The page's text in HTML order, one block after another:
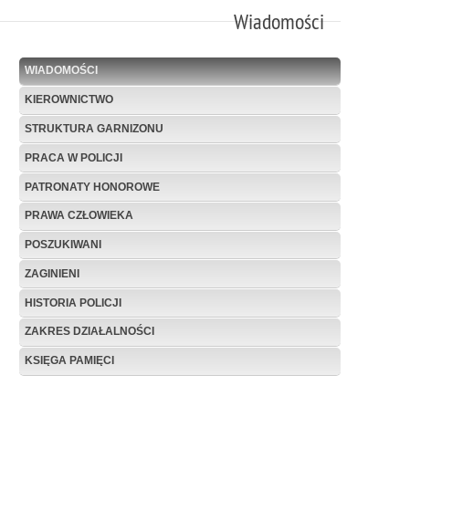
Wiadomości
WIADOMOŚCI
KIEROWNICTWO
STRUKTURA GARNIZONU
PRACA W POLICJI
PATRONATY HONOROWE
PRAWA CZŁOWIEKA
POSZUKIWANI
ZAGINIENI
HISTORIA POLICJI
ZAKRES DZIAŁALNOŚCI
KSIĘGA PAMIĘCI